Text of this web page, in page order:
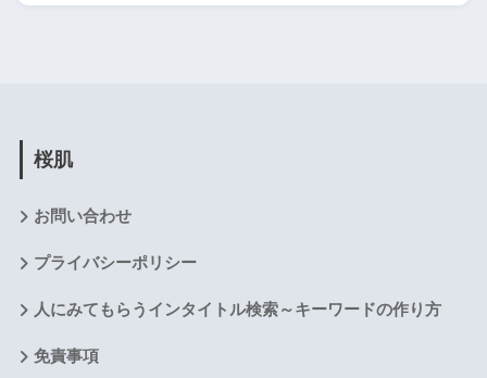
桜肌
お問い合わせ
プライバシーポリシー
人にみてもらうインタイトル検索～キーワードの作り方
免責事項